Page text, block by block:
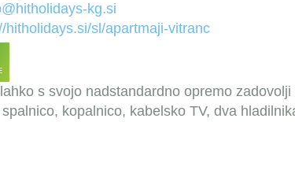
kg.si
hitholidays.si/sl/apartmaji-vitranc
s svojo nadstandardno opremo
kopalnico, kabelsko TV, dva